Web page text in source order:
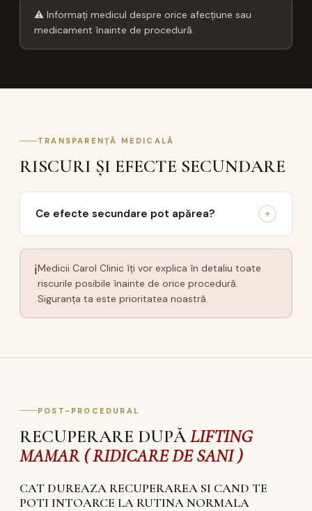
⚠ Informați medicul despre orice afecțiune sau
medicament înainte de procedură.
TRANSPARENȚĂ MEDICALĂ
RISCURI ȘI EFECTE SECUNDARE
Ce efecte secundare pot apărea?
ℹMedicii Carol Clinic îți vor explica în detaliu toate
riscurile posibile înainte de orice procedură.
Siguranța ta este prioritatea noastră.
POST-PROCEDURAL
RECUPERARE DUPĂLIFTING
MAMAR ( RIDICARE DE SANI )
CAT DUREAZA RECUPERAREA SI CAND TE
POTI INTOARCE LA RUTINA NORMALA